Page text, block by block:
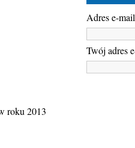
roku 2013
Adres e-
Twój adres